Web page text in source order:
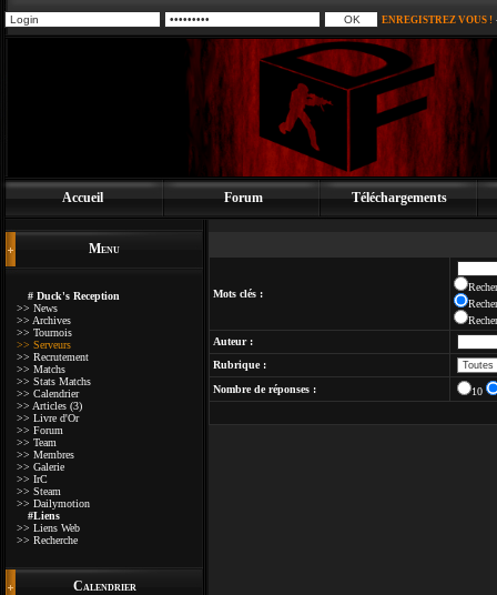
ENREGISTREZ VOUS !
Accueil Forum Téléchargements
Menu
# Duck's Reception
>> News
>> Archives
>> Tournois
>> Serveurs
>> Recrutement
>> Matchs
>> Stats Matchs
>> Calendrier
>> Articles (3)
>> Livre d'Or
>> Forum
>> Team
>> Membres
>> Galerie
>> IrC
>> Steam
>> Dailymotion
#Liens
>> Liens Web
>> Recherche
Calendrier
Mots clés :
Auteur :
Rubrique :
Nombre de réponses :
10